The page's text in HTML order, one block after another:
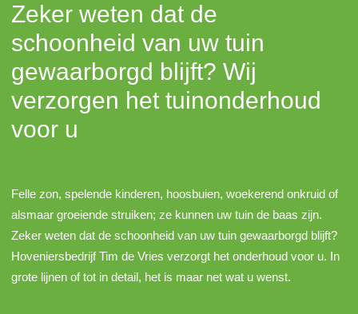
Zeker weten dat de
schoonheid van uw tuin
gewaarborgd blijft? Wij
verzorgen het tuinonderhoud
voor u
Felle zon, spelende kinderen, hoosbuien, woekerend onkruid of
alsmaar groeiende struiken; ze kunnen uw tuin de baas zijn.
Zeker weten dat de schoonheid van uw tuin gewaarborgd blijft?
Hoveniersbedrijf Tim de Vries verzorgt het onderhoud voor u. In
grote lijnen of tot in detail, het is maar net wat u wenst.